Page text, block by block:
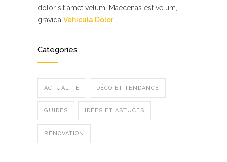
dolor sit amet velum. Maecenas est velum,
gravida Vehicula Dolor
Categories
ACTUALITÉ DÉCO ET TENDANCE
GUIDES IDÉES ET ASTUCES
RÉNOVATION